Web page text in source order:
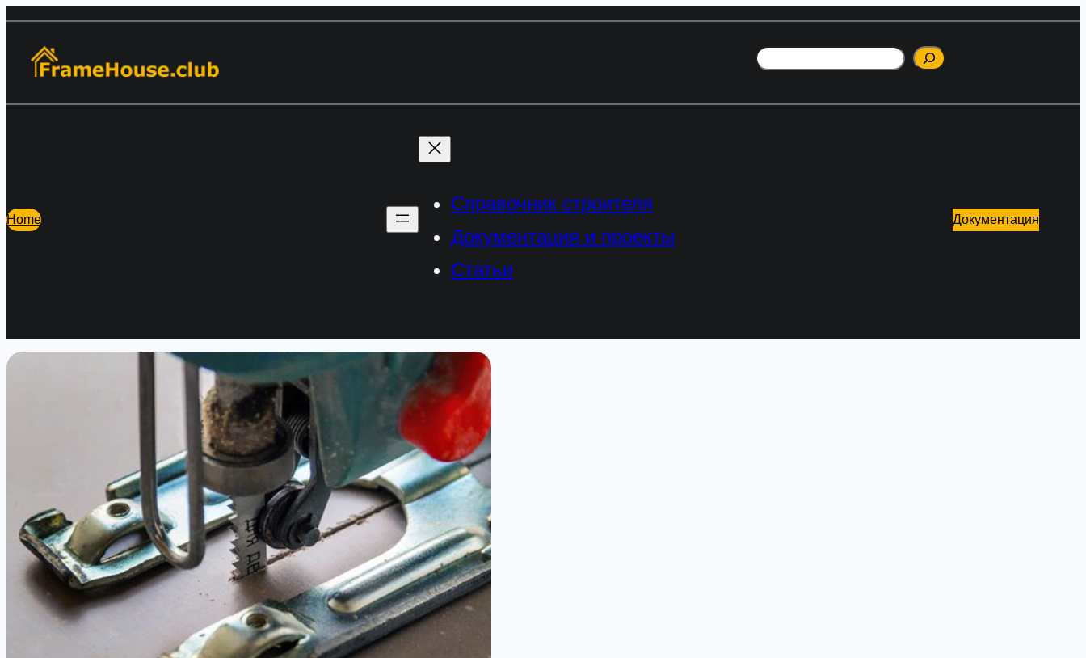
содержимому
Поиск
Home
Справочник строителя
Документация и проекты
Статьи
Документация